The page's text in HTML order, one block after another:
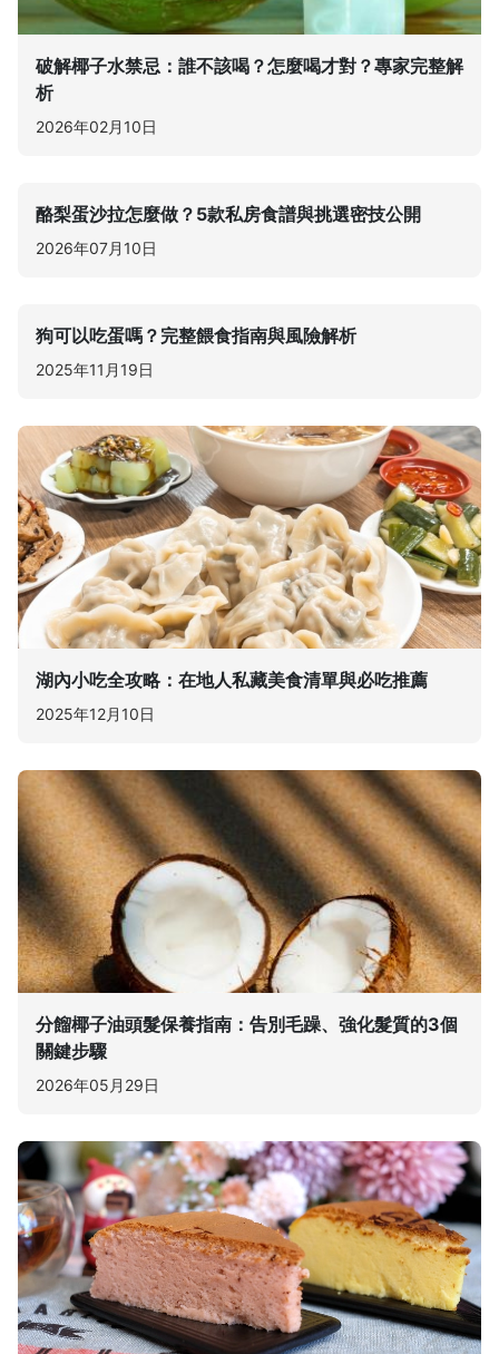
破解椰子水禁忌：誰不該喝？怎麼喝才對？專家完整解
析
2026年02月10日
酪梨蛋沙拉怎麼做？5款私房食譜與挑選密技公開
2026年07月10日
狗可以吃蛋嗎？完整餵食指南與風險解析
2025年11月19日
湖內小吃全攻略：在地人私藏美食清單與必吃推薦
2025年12月10日
分餾椰子油頭髮保養指南：告別毛躁、強化髮質的3個
關鍵步驟
2026年05月29日